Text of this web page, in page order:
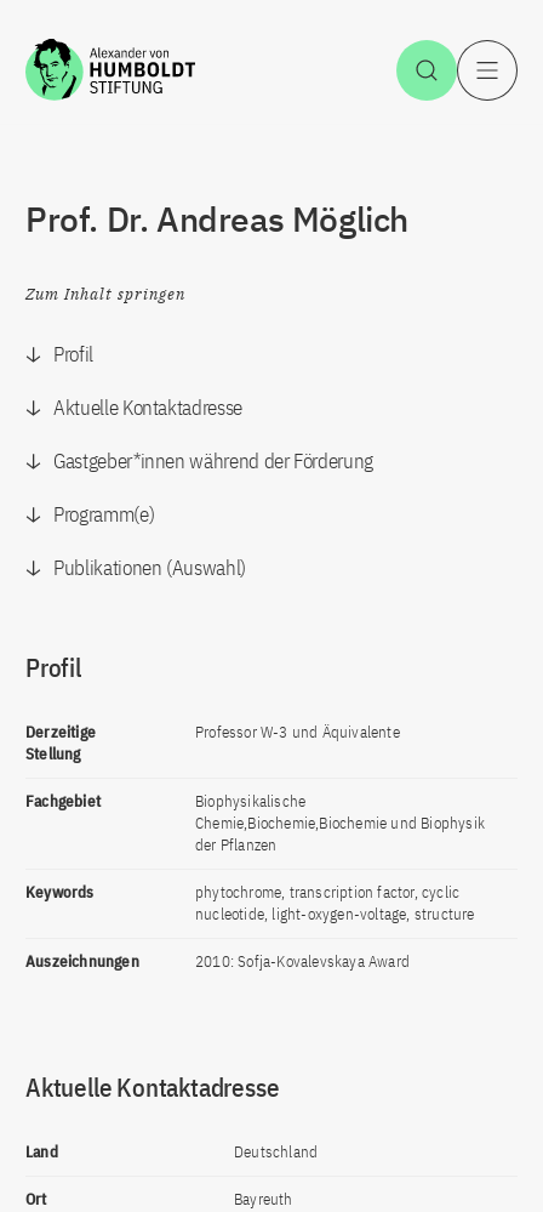
Zum Inhalt springen Suche
Prof. Dr. Andreas Möglich
Zum Inhalt springen
Profil
Aktuelle Kontaktadresse
Gastgeber*innen während der Förderung
Programm(e)
Publikationen (Auswahl)
Profil
Derzeitige
Stellung
Professor W-3 und Äquivalente
Fachgebiet
Biophysikalische
Chemie,Biochemie,Biochemie und Biophysik
der Pflanzen
Keywords
phytochrome, transcription factor, cyclic
nucleotide, light-oxygen-voltage, structure
Auszeichnungen 2010: Sofja-Kovalevskaya Award
Aktuelle Kontaktadresse
Land Deutschland
Ort Bayreuth